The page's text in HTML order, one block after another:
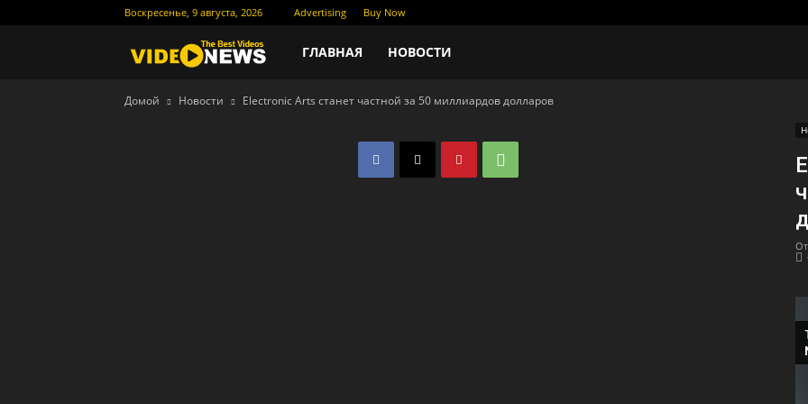
Воскресенье, 9 августа, 2026 Advertising Buy Now
Новости
кино
ГЛАВНАЯ НОВОСТИ
Домой Новости Electronic Arts станет частной за 50 миллиардов долларов
От